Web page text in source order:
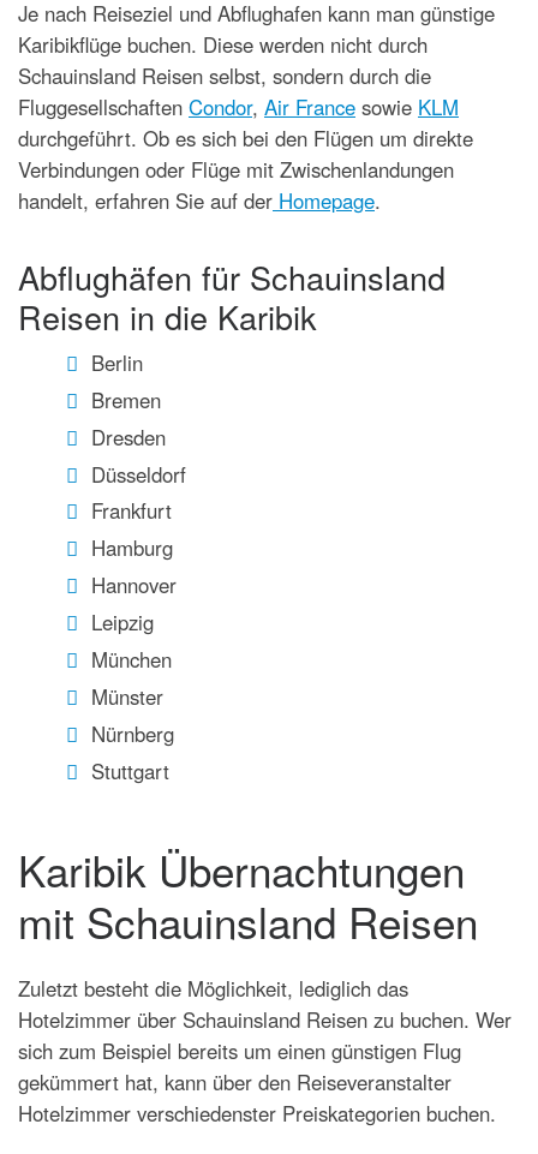
Je nach Reiseziel und Abflughafen kann man günstige
Karibikflüge buchen. Diese werden nicht durch
Schauinsland Reisen selbst, sondern durch die
Fluggesellschaften Condor, Air France sowie KLM
durchgeführt. Ob es sich bei den Flügen um direkte
Verbindungen oder Flüge mit Zwischenlandungen
handelt, erfahren Sie auf der Homepage.
Abflughäfen für Schauinsland
Reisen in die Karibik
Berlin
Bremen
Dresden
Düsseldorf
Frankfurt
Hamburg
Hannover
Leipzig
München
Münster
Nürnberg
Stuttgart
Karibik Übernachtungen
mit Schauinsland Reisen
Zuletzt besteht die Möglichkeit, lediglich das
Hotelzimmer über Schauinsland Reisen zu buchen. Wer
sich zum Beispiel bereits um einen günstigen Flug
gekümmert hat, kann über den Reiseveranstalter
Hotelzimmer verschiedenster Preiskategorien buchen.